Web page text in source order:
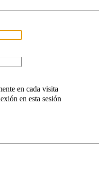
en cada visita
en esta sesión